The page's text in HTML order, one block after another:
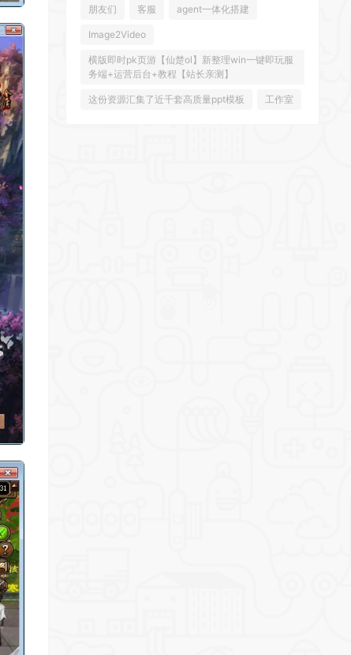
朋友们 客服 agent一体化搭建
Image2Video
横版即时pk页游【仙楚ol】新整理win一键即玩服
务端+运营后台+教程【站长亲测】
这份资源汇集了近千套高质量ppt模板 工作室